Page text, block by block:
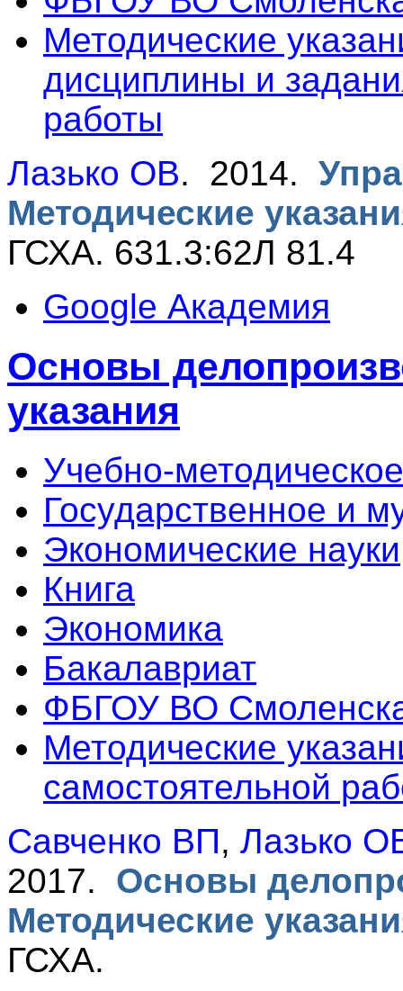
Методические
дисциплины и
работы
Лазько ОВ. 2014.
Методические
ГСХА. 631.3:62Л 81.4
Google Академия
Основы
указания
Учебно-
Государственное и
Экономические науки
Книга
Экономика
Бакалавриат
ФБГОУ ВО
Методические
самостоятельной
Савченко ВП, Лазько
2017. Основы
Методические
ГСХА.